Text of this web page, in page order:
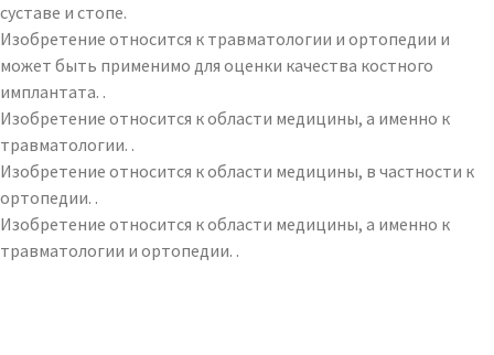
суставе и стопе.
Изобретение относится к травматологии и ортопедии и
может быть применимо для оценки качества костного
имплантата. .
Изобретение относится к области медицины, а именно к
травматологии. .
Изобретение относится к области медицины, в частности к
ортопедии. .
Изобретение относится к области медицины, а именно к
травматологии и ортопедии. .